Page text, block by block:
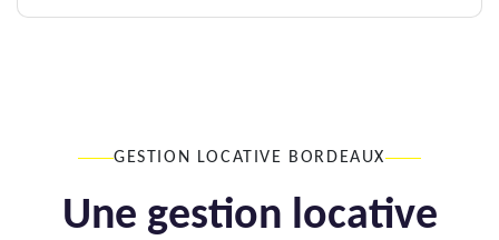
GESTION LOCATIVE BORDEAUX
Une gestion locative